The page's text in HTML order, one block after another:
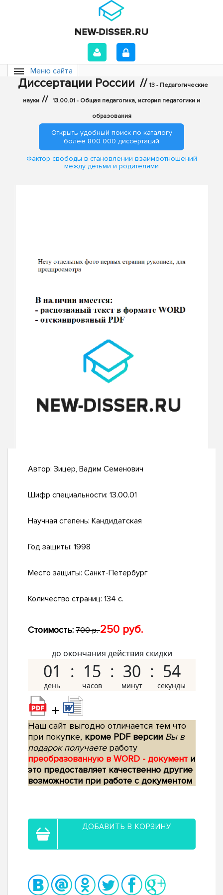
Меню сайта
Диссертации России // 13 - Педагогические
науки // 13.00.01 - Общая педагогика, история педагогики и
образования
Открыть удобный поиск по каталогу
более 800 000 диссертаций
Фактор свободы в становлении взаимоотношений
между детьми и родителями
Автор: Зицер, Вадим Семенович
Шифр специальности: 13.00.01
Научная степень: Кандидатская
Год защиты: 1998
Место защиты: Санкт-Петербург
Количество страниц: 134 с.
Стоимость: 700 р.250 руб.
до окончания действия скидки
01 15 30 53
+
Наш сайт выгодно отличается тем что
при покупке, кроме PDF версии Вы в
подарок получаетеработу
преобразованную в WORD - документ и
это предоставляет качественно другие
возможности при работе с документом
ДОБАВИТЬ В КОРЗИНУ